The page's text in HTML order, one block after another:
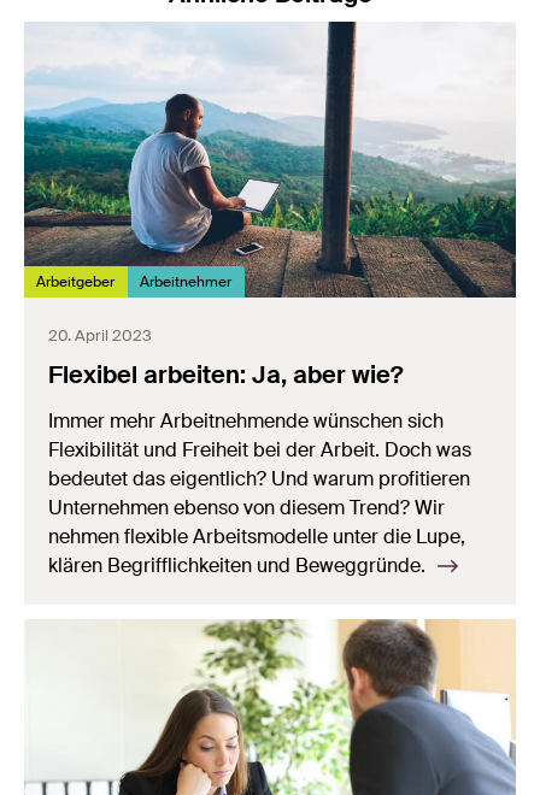
Arbeitgeber Arbeitnehmer
20. April 2023
Flexibel arbeiten: Ja, aber wie?
Immer mehr Arbeitnehmende wünschen sich
Flexibilität und Freiheit bei der Arbeit. Doch was
bedeutet das eigentlich? Und warum profitieren
Unternehmen ebenso von diesem Trend? Wir
nehmen flexible Arbeitsmodelle unter die Lupe,
klären Begrifflichkeiten und Beweggründe.